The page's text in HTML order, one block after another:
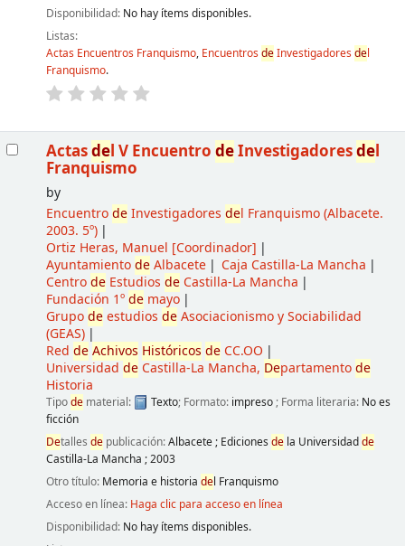
Disponibilidad: No hay ítems disponibles.
Listas:
Actas Encuentros Franquismo, EncuentrosdeInvestigadoresdel
Franquismo.
Actasdel V Encuentro deInvestigadoresdel
Franquismo
by
EncuentrodeInvestigadores del Franquismo(Albacete.
2003. 5º)
Ortiz Heras, Manuel [Coordinador]
AyuntamientodeAlbacete
Caja Castilla-La Mancha
CentrodeEstudios deCastilla-La Mancha
Fundación 1ºdemayo
Grupodeestudios deAsociacionismo y Sociabilidad
(GEAS)
Red de Achivos Históricos deCC.OO
Universidad deCastilla-La Mancha, Departamentode
Historia
Tipodematerial: Texto; Formato: impreso ; Forma literaria: No es
ficción
Detalles depublicación:Albacete; Ediciones dela Universidadde
Castilla-La Mancha ;2003
Otro título: Memoria e historia del Franquismo
Acceso en línea: Haga clic para acceso en línea
Disponibilidad: No hay ítems disponibles.